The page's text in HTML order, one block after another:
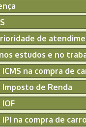
de
estudos e no
ICMS na compra de
Imposto de Renda
IPI na compra de